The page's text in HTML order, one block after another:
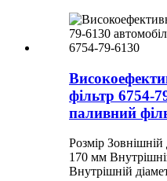
фільтр 6754-
паливний
Розмір
170 мм
Внутрішній